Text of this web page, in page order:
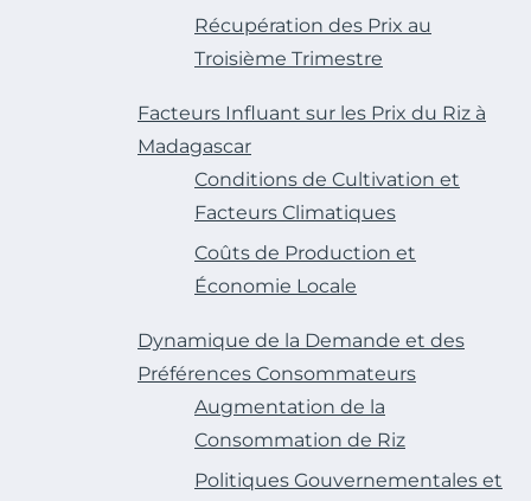
Récupération des Prix au
Troisième Trimestre
Facteurs Influant sur les Prix du Riz à
Madagascar
Conditions de Cultivation et
Facteurs Climatiques
Coûts de Production et
Économie Locale
Dynamique de la Demande et des
Préférences Consommateurs
Augmentation de la
Consommation de Riz
Politiques Gouvernementales et